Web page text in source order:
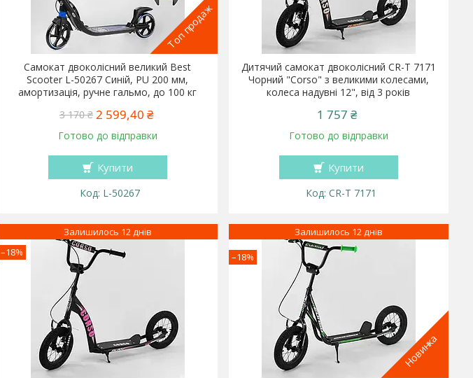
Топ продаж
Самокат двоколісний великий Best
Scooter L-50267 Синій, PU 200 мм,
амортизація, ручне гальмо, до 100 кг
3 170 ₴ 2 599,40 ₴
Готово до відправки
Купити
L-50267
Дитячий самокат двоколісний CR-T 7171
Чорний "Corso" з великими колесами,
колеса надувні 12", від 3 років
1 757 ₴
Готово до відправки
Купити
CR-T 7171
–18%
Залишилось 12 днів
Новинка
–18%
Залишилось 12 днів